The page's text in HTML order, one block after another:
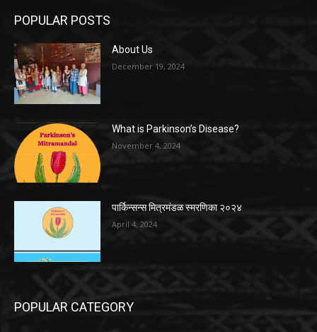
POPULAR POSTS
About Us
December 19, 2024
What is Parkinson’s Disease?
November 4, 2024
पार्किन्सन्स मित्रमंडळ स्मरणिका २०२४
April 4, 2024
POPULAR CATEGORY